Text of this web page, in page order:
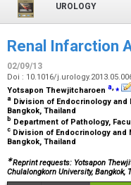
UROLOGY
Renal Infarction
02/09/13
Doi : 10.1016/
Yotsapon Thewjitcharoen a,⁎
a Division of Endocrinology
Bangkok, Thailand
b Department of Pathology,
c Division of Endocrinology
Bangkok, Thailand
∗Reprint requests: Yotsapon
Chulalongkorn University, Bangkok,